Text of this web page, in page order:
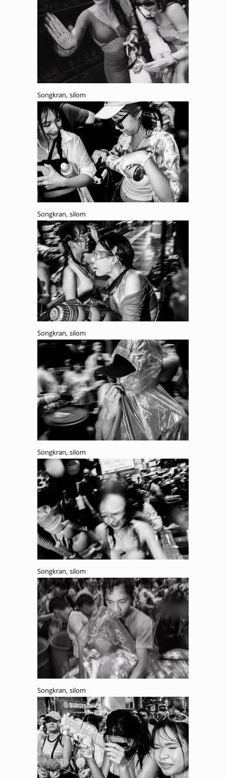
Songkran, silom
Songkran, silom
Songkran, silom
Songkran, silom
Songkran, silom
Songkran, silom